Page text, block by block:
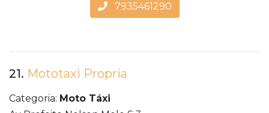
7935461290
21. Mototaxi Propria
Categoria: Moto Táxi